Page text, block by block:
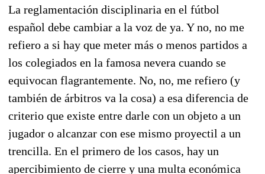
La reglamentación disciplinaria en el fútbol
español debe cambiar a la voz de ya. Y no, no me
refiero a si hay que meter más o menos partidos a
los colegiados en la famosa nevera cuando se
equivocan flagrantemente. No, no, me refiero (y
también de árbitros va la cosa) a esa diferencia de
criterio que existe entre darle con un objeto a un
jugador o alcanzar con ese mismo proyectil a un
trencilla. En el primero de los casos, hay un
apercibimiento de cierre y una multa económica